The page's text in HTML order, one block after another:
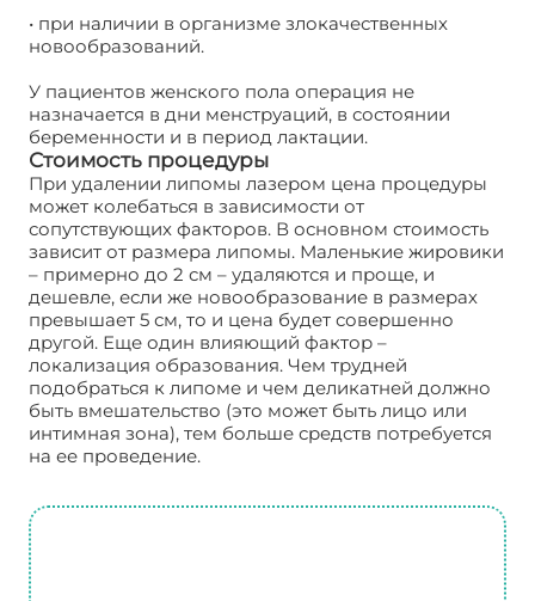
• при наличии в организме злокачественных
новообразований.
У пациентов женского пола операция не
назначается в дни менструаций, в состоянии
беременности и в период лактации.
Стоимость процедуры
При удалении липомы лазером цена процедуры
может колебаться в зависимости от
сопутствующих факторов. В основном стоимость
зависит от размера липомы. Маленькие жировики
– примерно до 2 см – удаляются и проще, и
дешевле, если же новообразование в размерах
превышает 5 см, то и цена будет совершенно
другой. Еще один влияющий фактор –
локализация образования. Чем трудней
подобраться к липоме и чем деликатней должно
быть вмешательство (это может быть лицо или
интимная зона), тем больше средств потребуется
на ее проведение.